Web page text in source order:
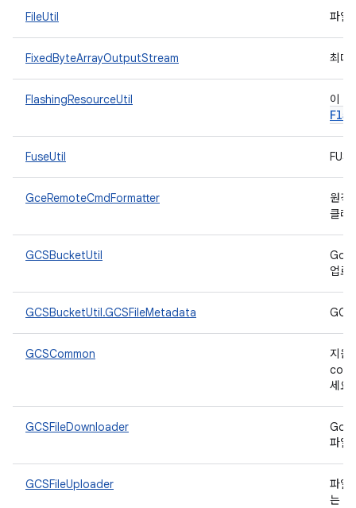
FileUtil 파일
FixedByteArrayOutputStream 최대
FlashingResourceUtil 이
FuseUtil
GceRemoteCmdFormatter
원격
클래
GCSBucketUtil
업로
GCSBucketUtil.GCSFileMetadata GCS
GCSCommon
지원
세요.
GCSFileDownloader
파일
GCSFileUploader
파일
는